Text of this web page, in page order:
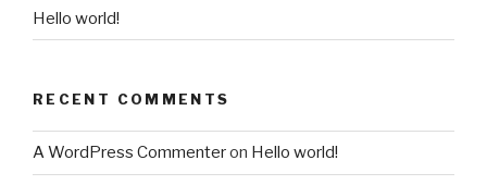
Hello world!
RECENT COMMENTS
A WordPress Commenteron Hello world!